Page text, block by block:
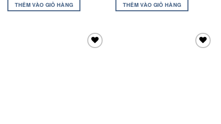
THÊM VÀO GIỎ HÀNG THÊM VÀO GIỎ HÀNG